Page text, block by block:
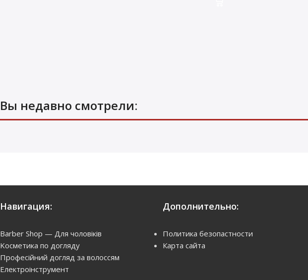
Вы недавно смотрели: